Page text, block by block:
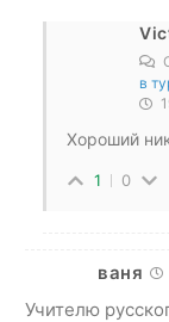
в
Хороший
1 0
ваня
Учителю